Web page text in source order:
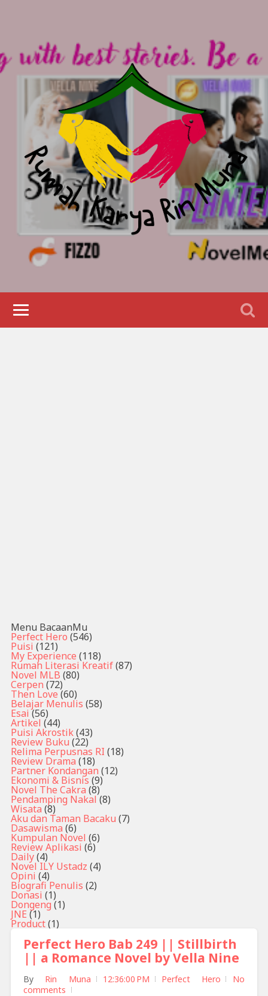
Menu BacaanMu
Perfect Hero (546)
Puisi (121)
My Experience (118)
Rumah Literasi Kreatif(87)
Novel MLB (80)
Cerpen (72)
Then Love (60)
Belajar Menulis (58)
Esai (56)
Artikel (44)
Puisi Akrostik(43)
Review Buku (22)
Relima Perpusnas RI (18)
Review Drama (18)
Partner Kondangan (12)
Ekonomi & Bisnis (9)
Novel The Cakra (8)
Pendamping Nakal (8)
Wisata (8)
Aku dan Taman Bacaku (7)
Dasawisma (6)
Kumpulan Novel (6)
Review Aplikasi (6)
Daily(4)
Novel ILY Ustadz (4)
Opini (4)
Biografi Penulis (2)
Donasi (1)
Dongeng (1)
JNE (1)
Product(1)
Perfect Hero Bab 249 || Stillbirth
|| a Romance Novel by Vella Nine
By Rin Muna 12:36:00 PM Perfect Hero
No
comments